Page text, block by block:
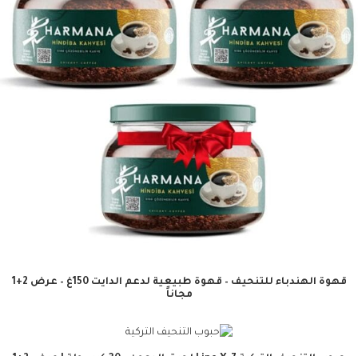
قهوة الهندباء للتنحيف – قهوة طبيعية لدعم الدايت 150غ – عرض 2+1
مجاناً